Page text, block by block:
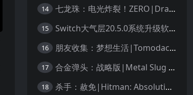
14 七龙珠：电光炸裂！ZERO|Dragon Ball: Sparking! Zero中文
15 Switch大气层20.5.0系统升级软硬破通用教程
16 朋友收集：梦想生活|Tomodachi Life: Living the Dream中文
17 合金弹头：战略版|Metal Slug Tactics中文
18 杀手：赦免|Hitman: Absolution汉化